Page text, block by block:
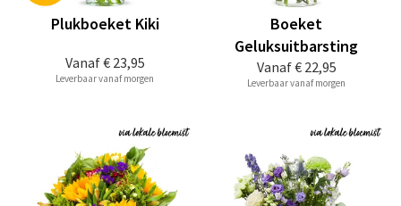
Vanaf€ 23,95
Plukboeket Kiki
Leverbaar vanaf morgen
Vanaf€ 22,95
Boeket
Geluksuitbarsting
Leverbaar vanaf morgen